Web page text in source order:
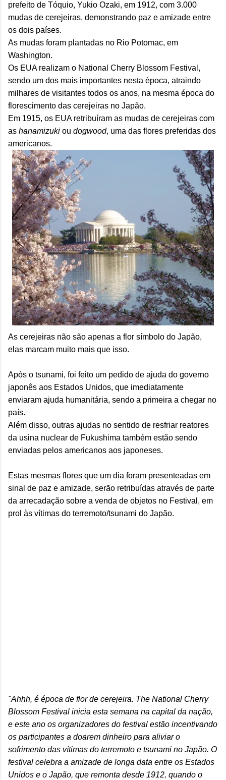
prefeito de Tóquio, Yukio Ozaki, em 1912, com 3.000
mudas de cerejeiras, demonstrando paz e amizade entre
os dois países.
As mudas foram plantadas no Rio Potomac, em
Washington.
Os EUA realizam o National Cherry Blossom Festival,
sendo um dos mais importantes nesta época, atraindo
milhares de visitantes todos os anos, na mesma época do
florescimento das cerejeiras no Japão.
Em 1915, os EUA retribuíram as mudas de cerejeiras com
as hanamizuki ou dogwood, uma das flores preferidas dos
americanos.
As cerejeiras não são apenas a flor símbolo do Japão,
elas marcam muito mais que isso.
Após o tsunami, foi feito um pedido de ajuda do governo
japonês aos Estados Unidos, que imediatamente
enviaram ajuda humanitária, sendo a primeira a chegar no
país.
Além disso, outras ajudas no sentido de resfriar reatores
da usina nuclear de Fukushima também estão sendo
enviadas pelos americanos aos japoneses.
Estas mesmas flores que um dia foram presenteadas em
sinal de paz e amizade, serão retribuídas através de parte
da arrecadação sobre a venda de objetos no Festival, em
prol às vítimas do terremoto/tsunami do Japão.
"Ahhh, é época de flor de cerejeira. The National Cherry
Blossom Festival inicia esta semana na capital da nação,
e este ano os organizadores do festival estão incentivando
os participantes a doarem dinheiro para aliviar o
sofrimento das vítimas do terremoto e tsunami no Japão. O
festival celebra a amizade de longa data entre os Estados
Unidos e o Japão, que remonta desde 1912, quando o